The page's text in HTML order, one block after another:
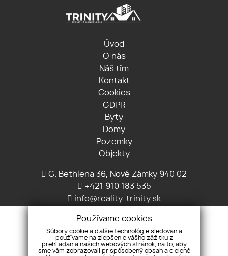
Úvod
O nás
Náš tím
Kontakt
Cookies
GDPR
Byty
Domy
Pozemky
Objekty
G. Bethlena 36, Nové Zámky 940 02
+421 910 183 535
info@reality-trinity.sk
Používame cookies
Súbory cookie a ďalšie technológie sledovania
používame na zlepšenie vášho zážitku z
prehliadania našich webových stránok, na to, aby
sme vám zobrazovali prispôsobený obsah a cielené